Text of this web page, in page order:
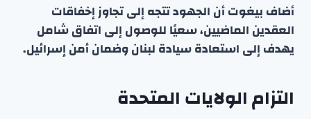
أضاف بيغوت أن الجهود تتجه إلى تجاوز إخفاقات
العقدين الماضيين، سعيًا للوصول إلى اتفاق شامل
يهدف إلى استعادة سيادة لبنان وضمان أمن إسرائيل.
التزام الولايات المتحدة